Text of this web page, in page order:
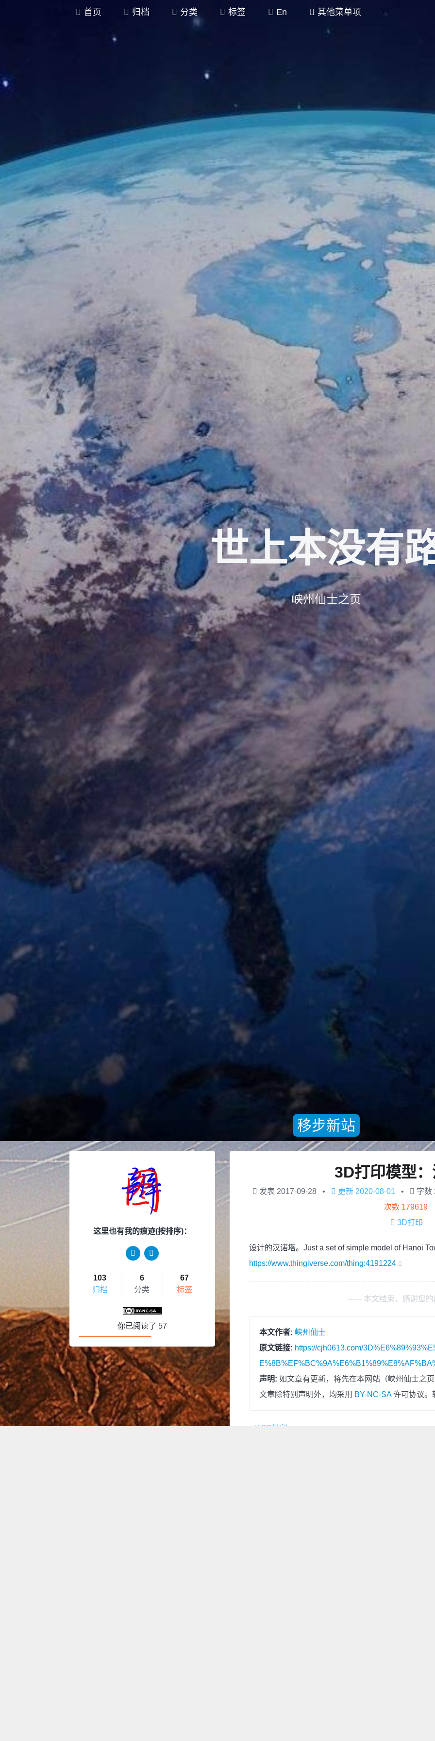
首页 归档 分类 标签 En 其他菜单项
世上本没有
峡州仙士之页
移步新站
3D打印模型
发表 2017-09-28 更新 2020-08-01 字数
次数 179619
3D打印
设计的汉诺塔。Just a set of simple model of Hanoi
https://www.thingiverse.com/thing:4191224
------ 本文结束，感谢您
本文作者: 峡州仙士
原文链接: https://cjh0613.com/
声明: 如文章有更新，将先在本网站（峡州仙士之
文章除特别声明外，均采用 BY-NC-SA许可协议。
3D打印
这里也有我的痕迹(按排序)：
103
归档
6
分类
67
标签
你已阅读了 57